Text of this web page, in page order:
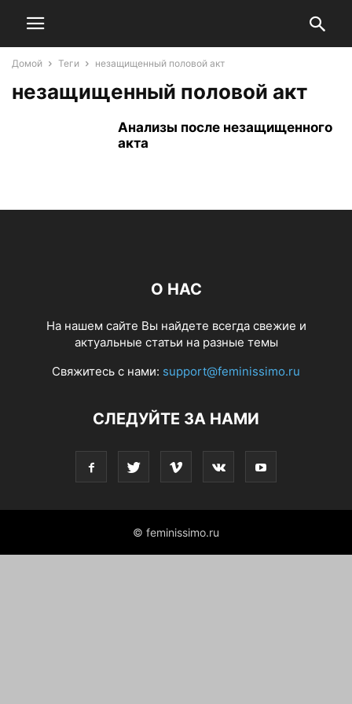
Домой Теги незащищенный половой акт
незащищенный половой акт
Анализы после незащищенного
акта
О НАС
На нашем сайте Вы найдете всегда свежие и
актуальные статьи на разные темы
Свяжитесь с нами: support@feminissimo.ru
СЛЕДУЙТЕ ЗА НАМИ
© feminissimo.ru